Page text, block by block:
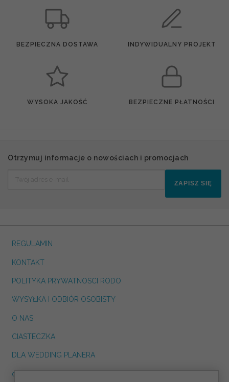
BEZPIECZNA DOSTAWA INDYWIDUALNY PROJEKT
WYSOKA JAKOŚĆ BEZPIECZNE PŁATNOŚCI
Otrzymuj informacje o nowościach i promocjach
ZAPISZ SIĘ
REGULAMIN
KONTAKT
POLITYKA PRYWATNOSCI RODO
WYSYŁKA I ODBIÓR OSOBISTY
O NAS
CIASTECZKA
DLA WEDDING PLANERA
dreskot.com